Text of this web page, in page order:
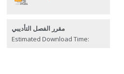
مقرر الفصل التأديبي
Estimated Download Time: